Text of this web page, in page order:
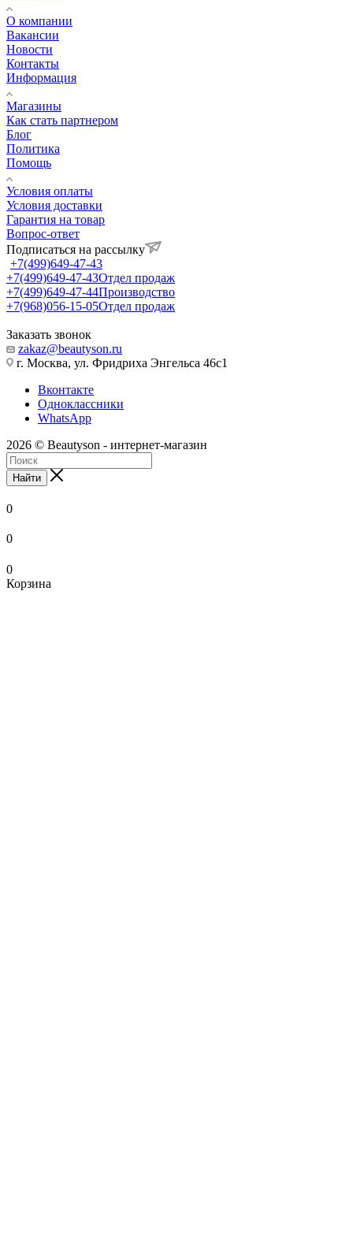
О компании
Вакансии
Новости
Контакты
Информация
Магазины
Как стать партнером
Блог
Политика
Помощь
Условия оплаты
Условия доставки
Гарантия на товар
Вопрос-ответ
Подписаться на рассылку
+7(499)649-47-43
+7(499)649-47-43Отдел продаж
+7(499)649-47-44Производство
+7(968)056-15-05Отдел продаж
Заказать звонок
zakaz@beautyson.ru
г. Москва, ул. Фридриха Энгельса 46с1
Вконтакте
Одноклассники
WhatsApp
2026 © Beautyson - интернет-магазин
Найти
0
0
0
Корзина